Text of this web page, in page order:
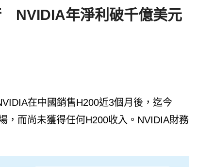
NVIDIA年淨利破千億美元
在中國銷售H200近3個月後，迄今
，而尚未獲得任何H200收入。NVIDIA財務